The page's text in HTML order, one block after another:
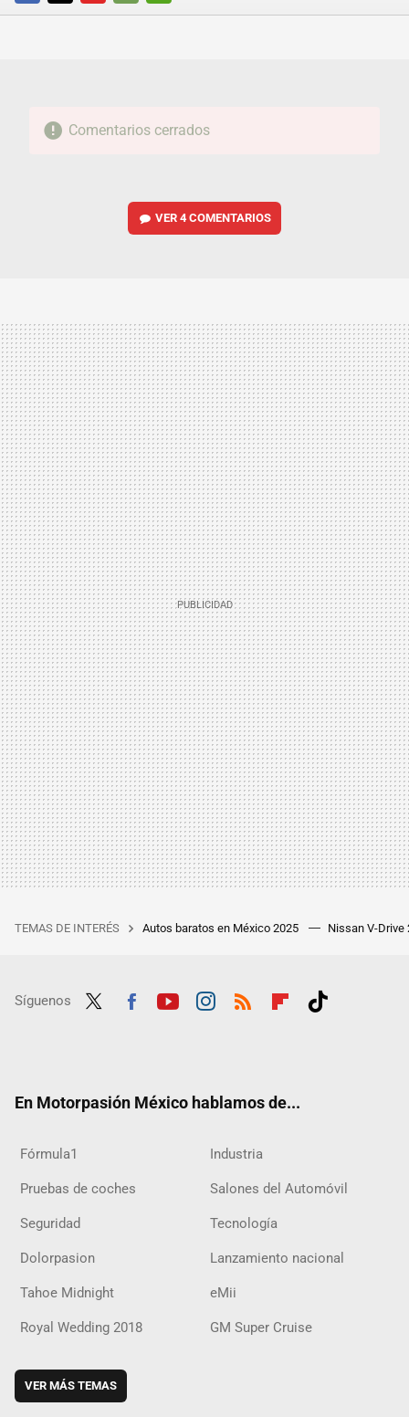
FACEBOOKTWITTERFLIPBOARD
E-
WHATSAPP
Comentarios cerrados
VER4 COMENTARIOS
TEMAS DE INTERÉS Autos baratos en México 2025 Nissan V-Drive
Síguenos
En Motorpasión México hablamos de...
Fórmula1 Industria
Pruebas de coches Salones del Automóvil
Seguridad Tecnología
Dolorpasion Lanzamiento nacional
Tahoe Midnight eMii
Royal Wedding 2018 GM Super Cruise
VER MÁS TEMAS